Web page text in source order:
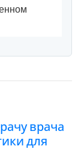
врача
для